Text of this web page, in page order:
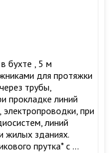
бухте , 5 м
для протяжки
трубы,
прокладке линий
при
линий
жилых зданиях.
прутка* с …